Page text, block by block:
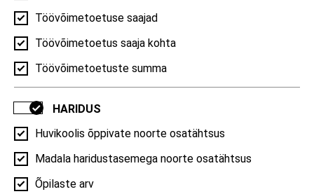
Töövõimetoetuse saajad
Töövõimetoetus saaja kohta
Töövõimetoetuste summa
HARIDUS
Huvikoolis õppivate noorte osatähtsus
Madala haridustasemega noorte osatähtsus
Õpilaste arv
7,2%1,2%